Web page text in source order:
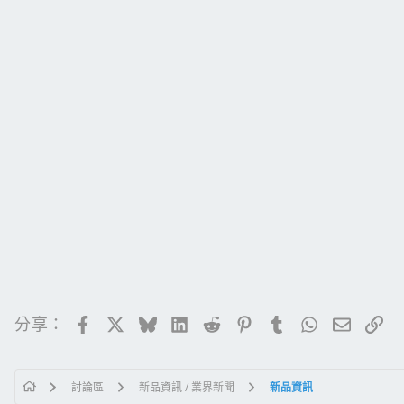
分享： FacebookBlueskyLinkedIn
RedditPinterestTumblrWhatsApp
電子郵
連
討論區 新品資訊 / 業界新聞 新品資訊